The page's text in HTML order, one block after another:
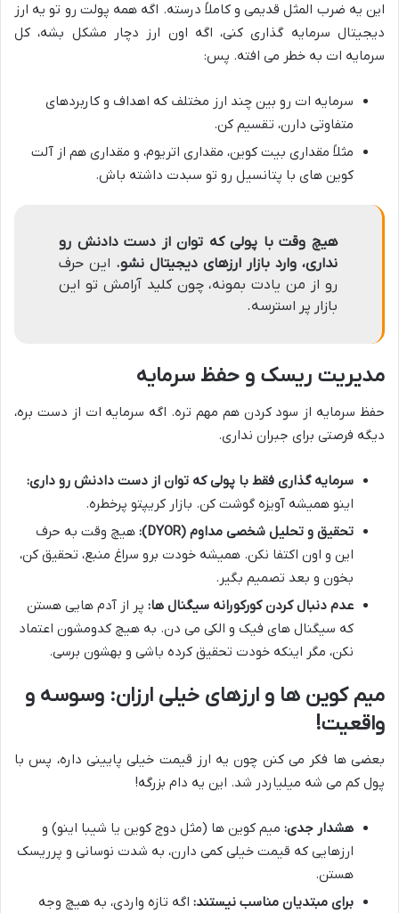
این یه ضرب المثل قدیمی و کاملاً درسته. اگه همه پولت رو تو یه ارز
دیجیتال سرمایه گذاری کنی، اگه اون ارز دچار مشکل بشه، کل
سرمایه ات به خطر می افته. پس:
سرمایه ات رو بین چند ارز مختلف که اهداف و کاربردهای
متفاوتی دارن، تقسیم کن.
مثلاً مقداری بیت کوین، مقداری اتریوم، و مقداری هم از آلت
کوین های با پتانسیل رو تو سبدت داشته باش.
هیچ وقت با پولی که توان از دست دادنش رو
نداری، وارد بازار ارزهای دیجیتال نشو. این حرف
رو از من یادت بمونه، چون کلید آرامش تو این
بازار پر استرسه.
مدیریت ریسک و حفظ سرمایه
حفظ سرمایه از سود کردن هم مهم تره. اگه سرمایه ات از دست بره،
دیگه فرصتی برای جبران نداری.
سرمایه گذاری فقط با پولی که توان از دست دادنش رو داری:
اینو همیشه آویزه گوشت کن. بازار کریپتو پرخطره.
تحقیق و تحلیل شخصی مداوم (DYOR):
هیچ وقت به حرف
این و اون اکتفا نکن. همیشه خودت برو سراغ منبع، تحقیق کن،
بخون و بعد تصمیم بگیر.
عدم دنبال کردن کورکورانه سیگنال ها: پر از آدم هایی هستن
که سیگنال های فیک و الکی می دن. به هیچ کدومشون اعتماد
نکن، مگر اینکه خودت تحقیق کرده باشی و بهشون برسی.
میم کوین ها و ارزهای خیلی ارزان: وسوسه و
واقعیت!
بعضی ها فکر می کنن چون یه ارز قیمت خیلی پایینی داره، پس با
پول کم می شه میلیاردر شد. این یه دام بزرگه!
هشدار جدی: میم کوین ها (مثل دوج کوین یا شیبا اینو) و
ارزهایی که قیمت خیلی کمی دارن، به شدت نوسانی و پرریسک
هستن.
برای مبتدیان مناسب نیستند: اگه تازه واردی، به هیچ وجه